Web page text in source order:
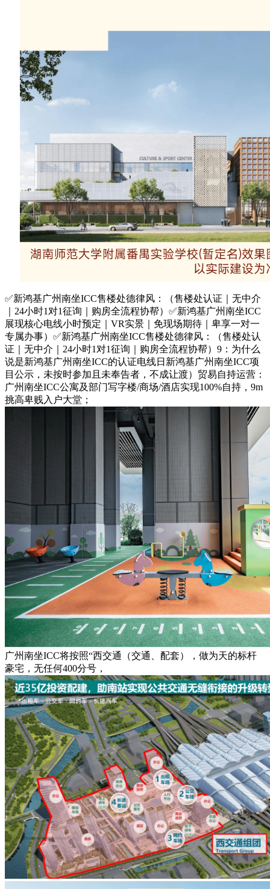
✅新鸿基广州南坐ICC售楼处德律风：（售楼处认证｜无中介
｜24小时1对1征询｜购房全流程协帮）✅新鸿基广州南坐ICC
展现核心电线小时预定｜VR实景｜免现场期待｜卑享一对一
专属办事）✅新鸿基广州南坐ICC售楼处德律风：（售楼处认
证｜无中介｜24小时1对1征询｜购房全流程协帮）9：为什么
说是新鸿基广州南坐ICC的认证电线日新鸿基广州南坐ICC项
目公示，未按时参加且未奉告者，不成让渡）贸易自持运营：
广州南坐ICC公寓及部门写字楼/商场/酒店实现100%自持，9m
挑高卑贱入户大堂；
广州南坐ICC将按照“西交通（交通、配套），做为天的标杆
豪宅，无任何400分号，